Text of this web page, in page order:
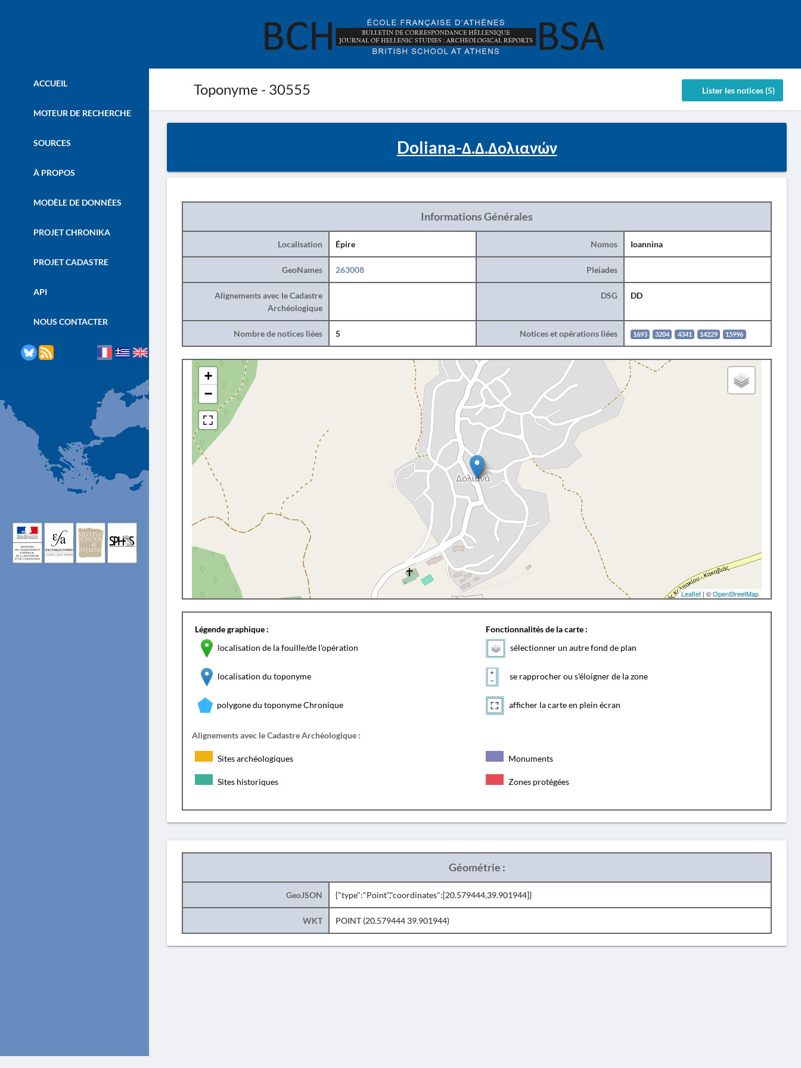
Toponyme - 30555 Lister les notices (5)
ACCUEIL
MOTEUR DE RECHERCHE
SOURCES
À PROPOS
MODÈLE DE DONNÉES
PROJET CHRONIKA
PROJET CADASTRE
API
NOUS CONTACTER
Doliana-Δ.Δ.Δολιανών
Informations Générales
Localisation Épire Nomos Ioannina
GeoNames 263008 Pleiades
Alignements avec le Cadastre
Archéologique
DSG DD
Nombre de notices liées 5 Notices et opérations liées 1693 3204 4341 14229 15996
+
−
Leaflet | ©OpenStreetMap
Légende graphique :
localisation de la fouille/de l'opération
localisation du toponyme
polygone du toponyme Chronique
Fonctionnalités de la carte :
sélectionner un autre fond de plan
se rapprocher ou s'éloigner de la zone
afficher la carte en plein écran
Alignements avec le Cadastre Archéologique :
Sites archéologiques Monuments
Sites historiques Zones protégées
Géométrie :
GeoJSON {"type":"Point","coordinates":[20.579444,39.901944]}
WKT POINT (20.579444 39.901944)